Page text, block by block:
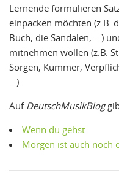
Lernende formulieren
einpacken möchten (z.B.
Buch, die Sandalen, …)
mitnehmen wollen (z.B.
Sorgen, Kummer,
…).
AufDeutschMusikBlog
Wenn du gehst
Morgen ist auch noch